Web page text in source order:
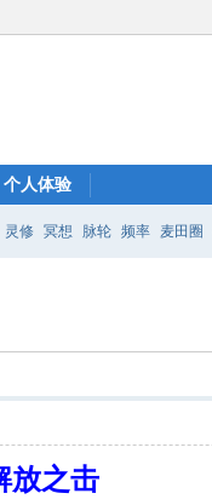
个人体验
灵修 冥想 脉轮 频率 麦田圈
放之击